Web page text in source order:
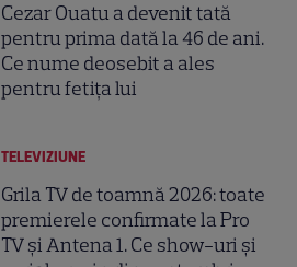
Cezar Ouatu a devenit tată
pentru prima dată la 46 de ani.
Ce nume deosebit a ales
pentru fetița lui
TELEVIZIUNE
Grila TV de toamnă 2026: toate
premierele confirmate la Pro
TV și Antena 1. Ce show-uri și